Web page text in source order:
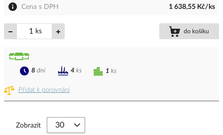
Cena s DPH 1 638,55 Kč/ks
ks do košíku
Přidat k porovnání
1 ks
8 dní 4 ks
Zobrazit